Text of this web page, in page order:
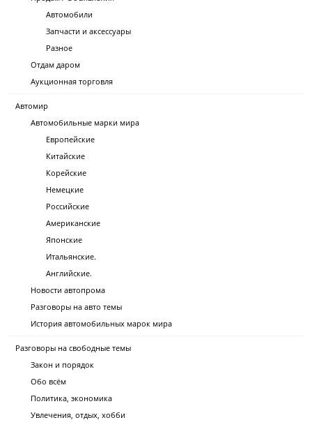
Автомобили
Запчасти и аксессуары
Разное
Отдам даром
Аукционная торговля
Автомир
Автомобильные марки мира
Европейские
Китайские
Корейские
Немецкие
Российские
Американские
Японские
Итальянские.
Английские.
Новости автопрома
Разговоры на авто темы
История автомобильных марок мира
Разговоры на свободные темы
Закон и порядок
Обо всём
Политика, экономика
Увлечения, отдых, хобби